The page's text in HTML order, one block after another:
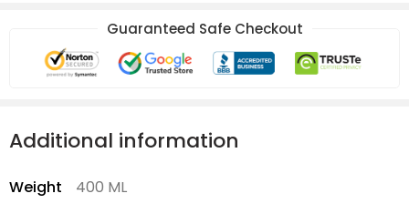
Guaranteed Safe Checkout
Additional information
Weight 400 ML